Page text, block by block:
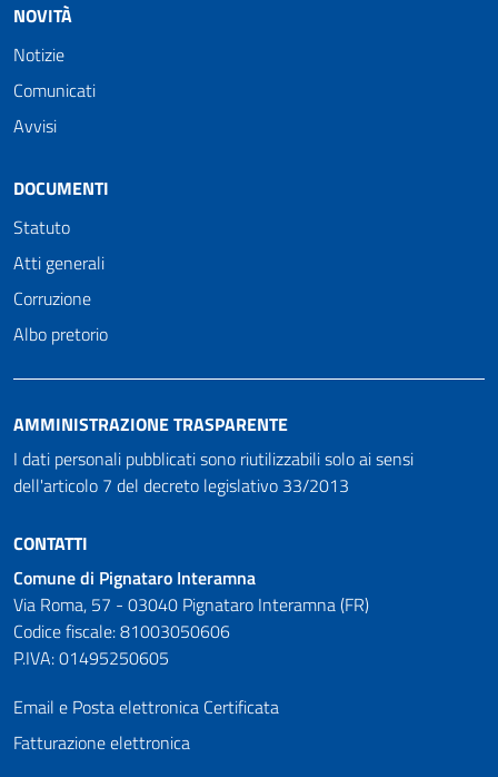
NOVITÀ
Notizie
Comunicati
Avvisi
DOCUMENTI
Statuto
Atti generali
Corruzione
Albo pretorio
AMMINISTRAZIONE TRASPARENTE
I dati personali pubblicati sono riutilizzabili solo ai sensi
dell'articolo 7 del decreto legislativo 33/2013
CONTATTI
Comune di Pignataro Interamna
Via Roma, 57 - 03040 Pignataro Interamna (FR)
Codice fiscale: 81003050606
P.IVA: 01495250605
Email e Posta elettronica Certificata
Fatturazione elettronica